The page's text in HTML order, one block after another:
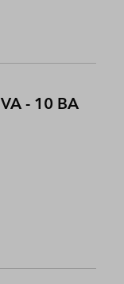
- 10 BA